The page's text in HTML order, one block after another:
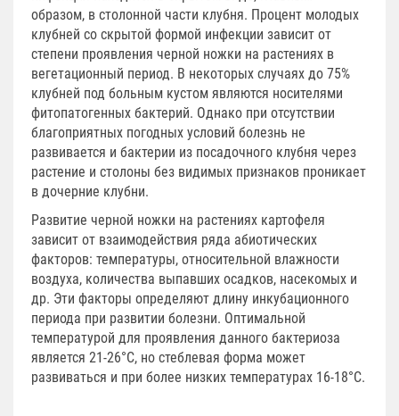
образом, в столонной части клубня. Процент молодых
клубней со скрытой формой инфекции зависит от
степени проявления черной ножки на растениях в
вегетационный период. В некоторых случаях до 75%
клубней под больным кустом являются носителями
фитопатогенных бактерий. Однако при отсутствии
благоприятных погодных условий болезнь не
развивается и бактерии из посадочного клубня через
растение и столоны без видимых признаков проникает
в дочерние клубни.
Развитие черной ножки на растениях картофеля
зависит от взаимодействия ряда абиотических
факторов: температуры, относительной влажности
воздуха, количества выпавших осадков, насекомых и
др. Эти факторы определяют длину инкубационного
периода при развитии болезни. Оптимальной
температурой для проявления данного бактериоза
является 21-26°С, но стеблевая форма может
развиваться и при более низких температурах 16-18°С.